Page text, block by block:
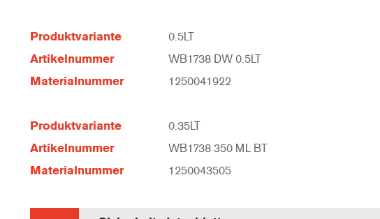
Produktvariante 0.5LT
Artikelnummer WB1738 DW 0.5LT
Materialnummer 1250041922
Produktvariante 0.35LT
Artikelnummer WB1738 350 ML BT
Materialnummer 1250043505